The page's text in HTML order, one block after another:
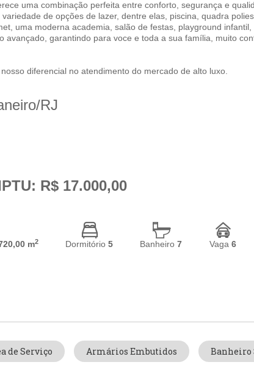
uma combinação perfeita entre conforto, segurança e
de opções de lazer, dentre elas, piscina, quadra
uma moderna academia, salão de festas, playground infantil,
avançado, garantindo para voce e toda a sua família, muito
diferencial no atendimento do mercado de alto luxo.
RJ
R$ 17.000,00
m2 Dormitório5 Banheiro7 Vaga 6
de Serviço Armários Embutidos Banheiro